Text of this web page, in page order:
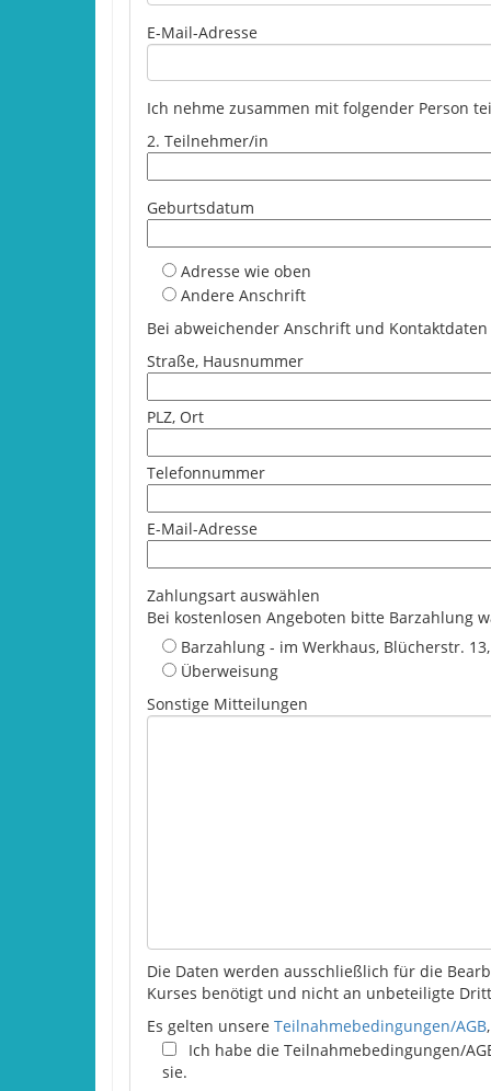
E-Mail-Adresse
Ich nehme zusammen mit folgender Person
2. Teilnehmer/in
Geburtsdatum
Adresse wie oben
Andere Anschrift
Bei abweichender Anschrift und
Straße, Hausnummer
PLZ, Ort
Telefonnummer
E-Mail-Adresse
Zahlungsart auswählen
Bei kostenlosen Angeboten bitte Barzahlung
Barzahlung - im Werkhaus, Blücherstr.
Überweisung
Sonstige Mitteilungen
Die Daten werden ausschließlich für die
Kurses benötigt und nicht an unbeteiligte
Es gelten unsere Teilnahmebedingungen/AGB
Ich habe die Teilnahmebedingungen/
sie.